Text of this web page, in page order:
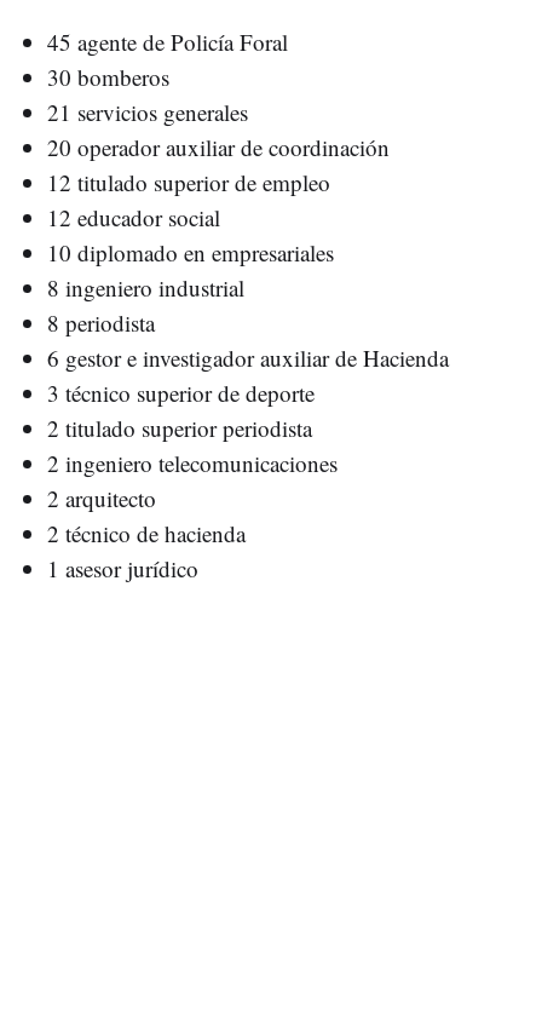
45 agente de Policía Foral
30 bomberos
21 servicios generales
20 operador auxiliar de coordinación
12 titulado superior de empleo
12 educador social
10 diplomado en empresariales
8 ingeniero industrial
8 periodista
6 gestor e investigador auxiliar de Hacienda
3 técnico superior de deporte
2 titulado superior periodista
2 ingeniero telecomunicaciones
2 arquitecto
2 técnico de hacienda
1 asesor jurídico